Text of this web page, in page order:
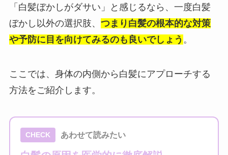
「白髪ぼかしがダサい」と感じるなら、一度白髪
ぼかし以外の選択肢、 つまり白髪の根本的な対策
や予防に目を向けてみるのも良いでしょう 。
ここでは、身体の内側から白髪にアプローチする
方法をご紹介します。
CHECK あわせて読みたい